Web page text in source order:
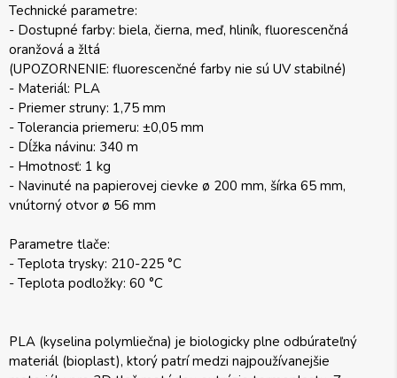
Technické parametre:
- Dostupné farby: biela, čierna, meď, hliník, fluorescenčná
oranžová a žltá
(UPOZORNENIE: fluorescenčné farby nie sú UV stabilné)
- Materiál: PLA
- Priemer struny: 1,75 mm
- Tolerancia priemeru: ±0,05 mm
- Dĺžka návinu: 340 m
- Hmotnosť: 1 kg
- Navinuté na papierovej cievke ø 200 mm, šírka 65 mm,
vnútorný otvor ø 56 mm
Parametre tlače:
- Teplota trysky: 210-225 °C
- Teplota podložky: 60 °C
PLA (kyselina polymliečna) je biologicky plne odbúrateľný
materiál (bioplast), ktorý patrí medzi najpoužívanejšie